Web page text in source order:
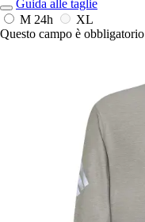
Guida alle taglie
M 24h
XL
Questo campo è obbligatorio